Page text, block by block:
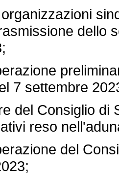
dello
7 settembre
del Consiglio di
reso
del